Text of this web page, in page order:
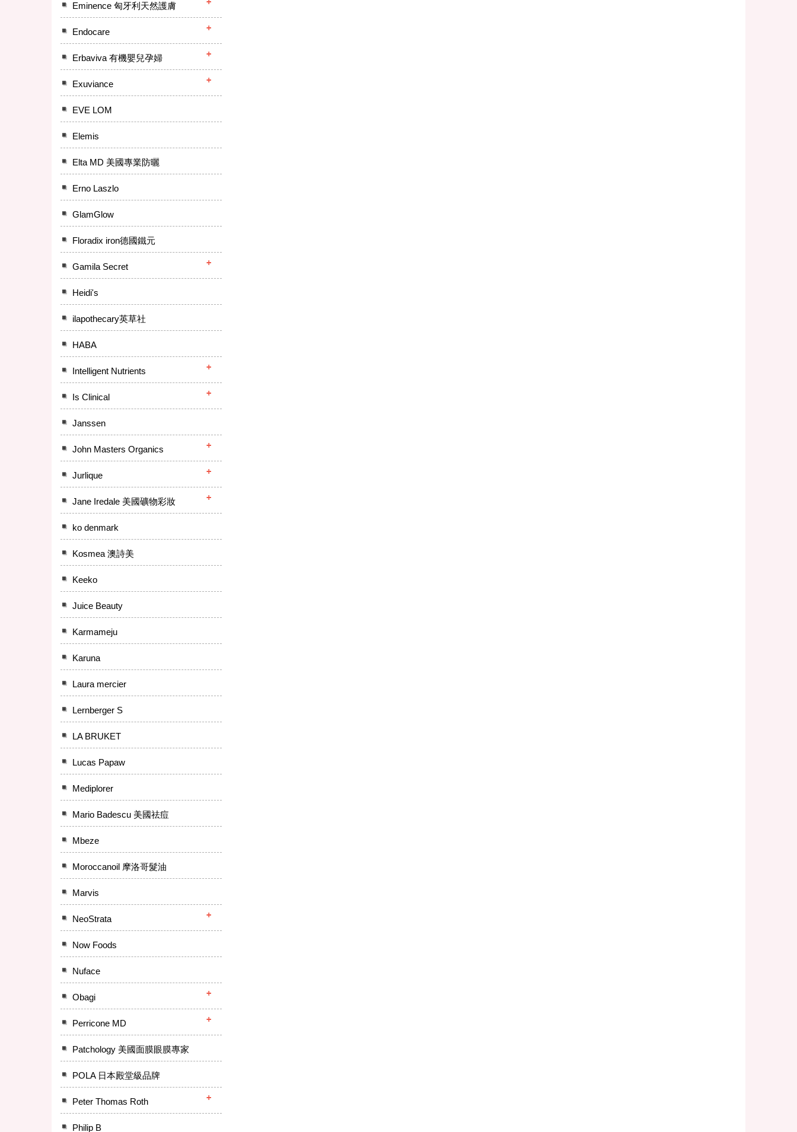
Eminence 匈牙利天然護膚
Endocare
Erbaviva 有機嬰兒孕婦
Exuviance
EVE LOM
Elemis
Elta MD 美國專業防曬
Erno Laszlo
GlamGlow
Floradix iron德國鐵元
Gamila Secret
Heidi's
ilapothecary英草社
HABA
Intelligent Nutrients
Is Clinical
Janssen
John Masters Organics
Jurlique
Jane Iredale 美國礦物彩妝
ko denmark
Kosmea 澳詩美
Keeko
Juice Beauty
Karmameju
Karuna
Laura mercier
Lernberger S
LA BRUKET
Lucas Papaw
Mediplorer
Mario Badescu 美國祛痘
Mbeze
Moroccanoil 摩洛哥髮油
Marvis
NeoStrata
Now Foods
Nuface
Obagi
Perricone MD
Patchology 美國面膜眼膜專家
POLA 日本殿堂級品牌
Peter Thomas Roth
Philip B